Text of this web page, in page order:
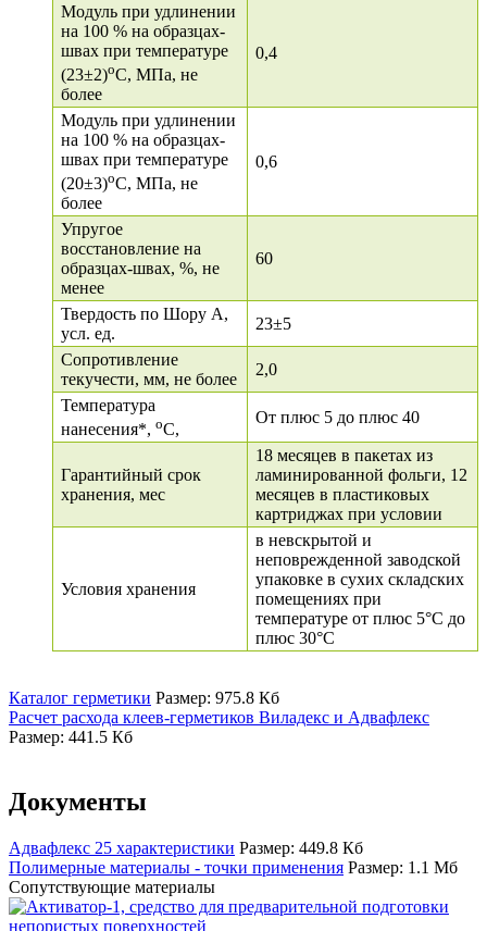
Модуль при удлинении
на 100 % на образцах-
швах при температуре
(23±2)оС, МПа, не
более
0,4
Модуль при удлинении
на 100 % на образцах-
швах при температуре
(20±3)оС, МПа, не
более
0,6
Упругое
восстановление на
образцах-швах, %, не
менее
60
Твердость по Шору А,
усл. ед.
23±5
Сопротивление
текучести, мм, не более
2,0
Температура
нанесения*, оС,
От плюс 5 до плюс 40
Гарантийный срок
хранения, мес
18 месяцев в пакетах из
ламинированной фольги, 12
месяцев в пластиковых
картриджах при условии
Условия хранения
в невскрытой и
неповрежденной заводской
упаковке в сухих складских
помещениях при
температуре от плюс 5°С до
плюс 30°С
Каталог герметики Размер: 975.8 Кб
Расчет расхода клеев-герметиков Виладекс и Адвафлекс
Размер: 441.5 Кб
Документы
Адвафлекс 25 характеристики Размер: 449.8 Кб
Полимерные материалы - точки применения Размер: 1.1 Мб
Сопутствующие материалы